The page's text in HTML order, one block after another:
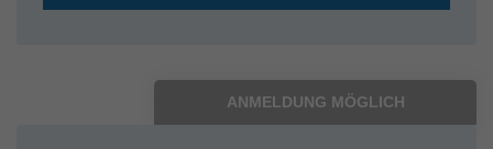
ANMELDUNG MÖGLICH